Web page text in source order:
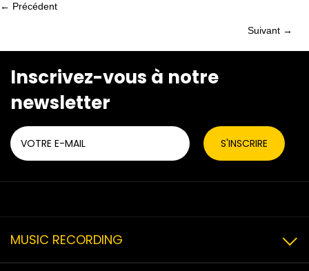
Posts
← Précédent
navigation
Suivant →
Inscrivez-vous à notre
newsletter
MUSIC RECORDING